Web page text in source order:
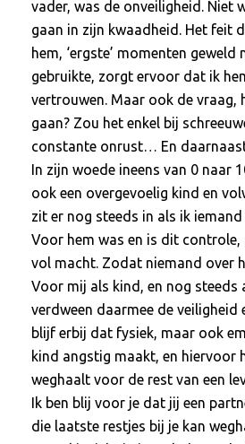
vader, was de onveiligheid. Niet
gaan in zijn kwaadheid. Het feit
hem, ‘ergste’ momenten
gebruikte, zorgt ervoor dat ik
vertrouwen. Maar ook de vraag,
gaan? Zou het enkel bij
constante onrust… En
In zijn woede ineens van 0 naar
ook een overgevoelig kind en
zit er nog steeds in als ik
Voor hem was en is dit
vol macht. Zodat niemand over
Voor mij als kind, en nog steeds
verdween daarmee de veiligheid
blijf erbij dat fysiek, maar ook
kind angstig maakt, en hiervoor
weghaalt voor de rest van een
Ik ben blij voor je dat jij een
die laatste restjes bij je kan